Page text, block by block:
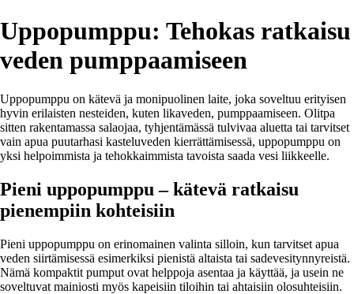
Uppopumppu: Tehokas ratkaisu
veden pumppaamiseen
Uppopumppu on kätevä ja monipuolinen laite, joka soveltuu erityisen
hyvin erilaisten nesteiden, kuten likaveden, pumppaamiseen. Olitpa
sitten rakentamassa salaojaa, tyhjentämässä tulvivaa aluetta tai tarvitset
vain apua puutarhasi kasteluveden kierrättämisessä, uppopumppu on
yksi helpoimmista ja tehokkaimmista tavoista saada vesi liikkeelle.
Pieni uppopumppu – kätevä ratkaisu
pienempiin kohteisiin
Pieni uppopumppu on erinomainen valinta silloin, kun tarvitset apua
veden siirtämisessä esimerkiksi pienistä altaista tai sadevesitynnyreistä.
Nämä kompaktit pumput ovat helppoja asentaa ja käyttää, ja usein ne
soveltuvat mainiosti myös kapeisiin tiloihin tai ahtaisiin olosuhteisiin.